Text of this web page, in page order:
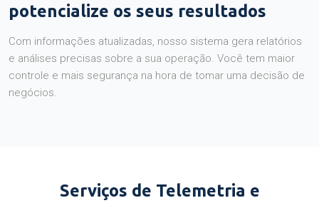
potencialize os seus resultados
Com informações atualizadas, nosso sistema gera relatórios
e análises precisas sobre a sua operação. Você tem maior
controle e mais segurança na hora de tomar uma decisão de
negócios.
Serviços de Telemetria e